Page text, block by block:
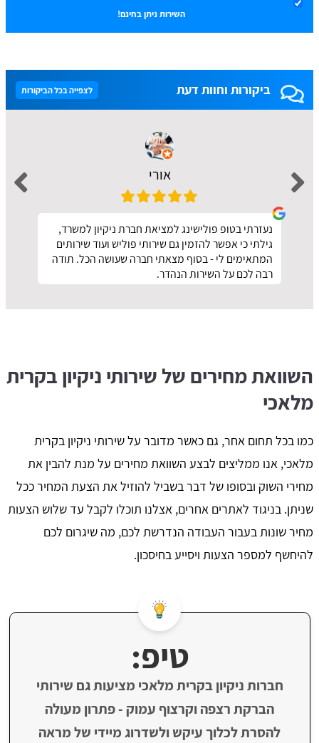
השירות ניתן בחינם!
ביקורות וחוות דעת לצפייה בכל הביקורות
אורי
נעזרתי בטופ פולישינג למציאת חברת ניקיון למשרד,
גילתי כי אפשר להזמין גם שירותי פוליש ועוד שירותים
המתאימים לי - בסוף מצאתי חברה שעושה הכל. תודה
רבה לכם על השירות הנהדר.
השוואת מחירים של שירותי ניקיון בקרית
מלאכי
כמו בכל תחום אחר, גם כאשר מדובר על שירותי ניקיון בקרית
מלאכי, אנו ממליצים לבצע השוואת מחירים על מנת להבין את
מחירי השוק ובסופו של דבר בשביל להוזיל את הצעת המחיר ככל
שניתן. בניגוד לאתרים אחרים, אצלנו תוכלו לקבל עד שלוש הצעות
מחיר שונות בעבור העבודה הנדרשת לכם, מה שיגרום לכם
להיחשף למספר הצעות ויסייע בחיסכון.
טיפ:
חברות ניקיון בקרית מלאכי מציעות גם שירותי
הברקת רצפה וקרצוף עמוק - פתרון מעולה
להסרת לכלוך עיקש ולשדרוג מיידי של מראה